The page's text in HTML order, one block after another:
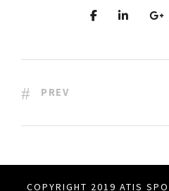
PREV
COPYRIGHT 2019 ATIS